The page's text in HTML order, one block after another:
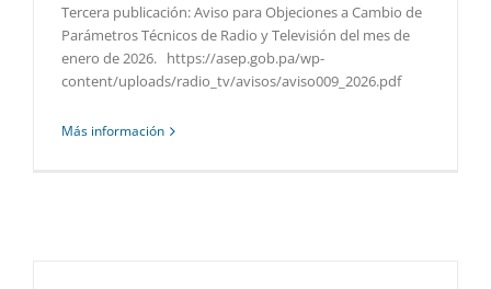
Tercera publicación: Aviso para Objeciones a Cambio de
Parámetros Técnicos de Radio y Televisión del mes de
enero de 2026. https://asep.gob.pa/wp-
content/uploads/radio_tv/avisos/aviso009_2026.pdf
Más información